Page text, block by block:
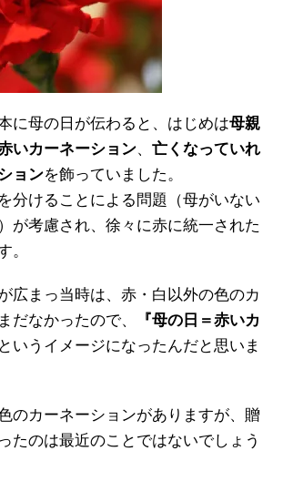
に母の日が伝わると、はじめは母親
いカーネーション、 亡くなっていれ
ョンを飾っていました。
分けることによる問題（母がいない
が考慮され、徐々に赤に統一された
。
広まっ当時は、赤・白以外の色のカ
だなかったので、
『母の日＝赤いカ
というイメージになったんだと思いま
のカーネーションがありますが、贈
たのは最近のことではないでしょう